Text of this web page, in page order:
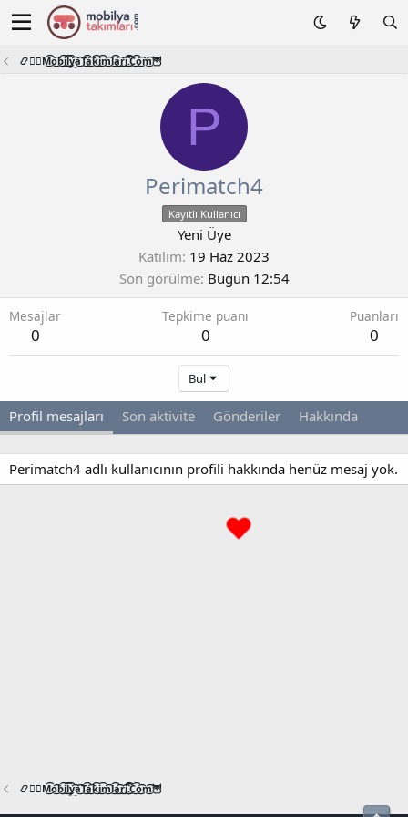
📿🧙‍♂️M͜͡o͜͡b͜͡i͜͡l͜͡y͜͡a͜͡T͜͡a͜͡k͜͡i͜͡m͜͡l͜͡a͜͡r͜͡i͜͡.͜͡C͜͡o͜͡m͜͡🦉
P
Perimatch4
Kayıtlı Kullanıcı
Yeni Üye
Katılım 19 Haz 2023
Son görülme Bugün 12:54
Mesajlar
0
Tepkime puanı
0
Puanları
0
Bul
Profil mesajları Son aktivite Gönderiler Hakkında
Perimatch4 adlı kullanıcının profili hakkında henüz mesaj yok.
📿🧙‍♂️M͜͡o͜͡b͜͡i͜͡l͜͡y͜͡a͜͡T͜͡a͜͡k͜͡i͜͡m͜͡l͜͡a͜͡r͜͡i͜͡.͜͡C͜͡o͜͡m͜͡🦉